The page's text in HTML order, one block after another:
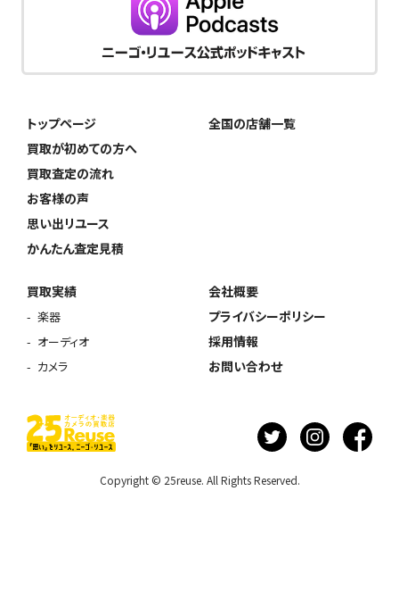
トップページ
買取が初めての方へ
買取査定の流れ
お客様の声
思い出リユース
かんたん査定見積
全国の店舗一覧
買取実績
楽器
オーディオ
カメラ
会社概要
プライバシーポリシー
採用情報
お問い合わせ
Copyright © 25reuse. All Rights Reserved.